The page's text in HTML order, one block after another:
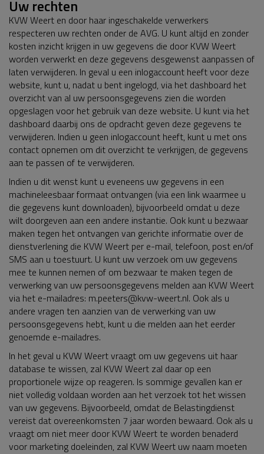
Uw rechten
KVW Weert en door haar ingeschakelde verwerkers
respecteren uw rechten onder de AVG. U kunt altijd en zonder
kosten inzicht krijgen in uw gegevens die door KVW Weert
worden verwerkt en deze gegevens desgewenst aanpassen of
laten verwijderen. In geval u een inlogaccount heeft voor deze
website, kunt u, nadat u bent ingelogd, via het dashboard het
overzicht van al uw persoonsgegevens zien die worden
opgeslagen voor het gebruik van deze website. U kunt via het
dashboard daarbij ons de opdracht geven deze gegevens te
verwijderen. Indien u geen inlogaccount heeft, kunt u met ons
contact opnemen om dit overzicht te verkrijgen, de gegevens
aan te passen of te verwijderen.
Indien u dit wenst kunt u eveneens uw gegevens in een
machineleesbaar formaat ontvangen (via een link waarmee u
die gegevens kunt downloaden), bijvoorbeeld omdat u deze
wilt doorgeven aan een andere instantie. Ook kunt u bezwaar
maken tegen het ontvangen van gerichte informatie over de
dienstverlening die KVW Weert per e-mail, telefoon, post en/of
SMS aan u toestuurt. U kunt uw verzoek om uw gegevens
mee te kunnen nemen of om bezwaar te maken tegen de
verwerking van uw persoonsgegevens melden aan KVW Weert
via het e-mailadres: m.peeters@kvw-weert.nl. Ook als u
andere vragen ten aanzien van de verwerking van uw
persoonsgegevens hebt, kunt u die melden aan het eerder
genoemde e-mailadres.
In het geval u KVW Weert vraagt om uw gegevens uit haar
database te wissen, zal KVW Weert zal daar op een
proportionele wijze op reageren. Is sommige gevallen kan er
niet volledig voldaan worden aan het verzoek tot het wissen
van uw gegevens. Bijvoorbeeld, omdat de Belastingdienst
vereist dat overeenkomsten 7 jaar worden bewaard. Ook als u
vraagt om niet meer door KVW Weert te worden benaderd
voor marketing doeleinden, zal KVW Weert uw naam moeten